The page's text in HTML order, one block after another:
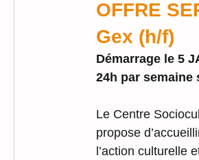
OFFRE
Gex (h/f)
Démarrage le 5
24h par semaine
Le Centre
propose
l’action culturelle